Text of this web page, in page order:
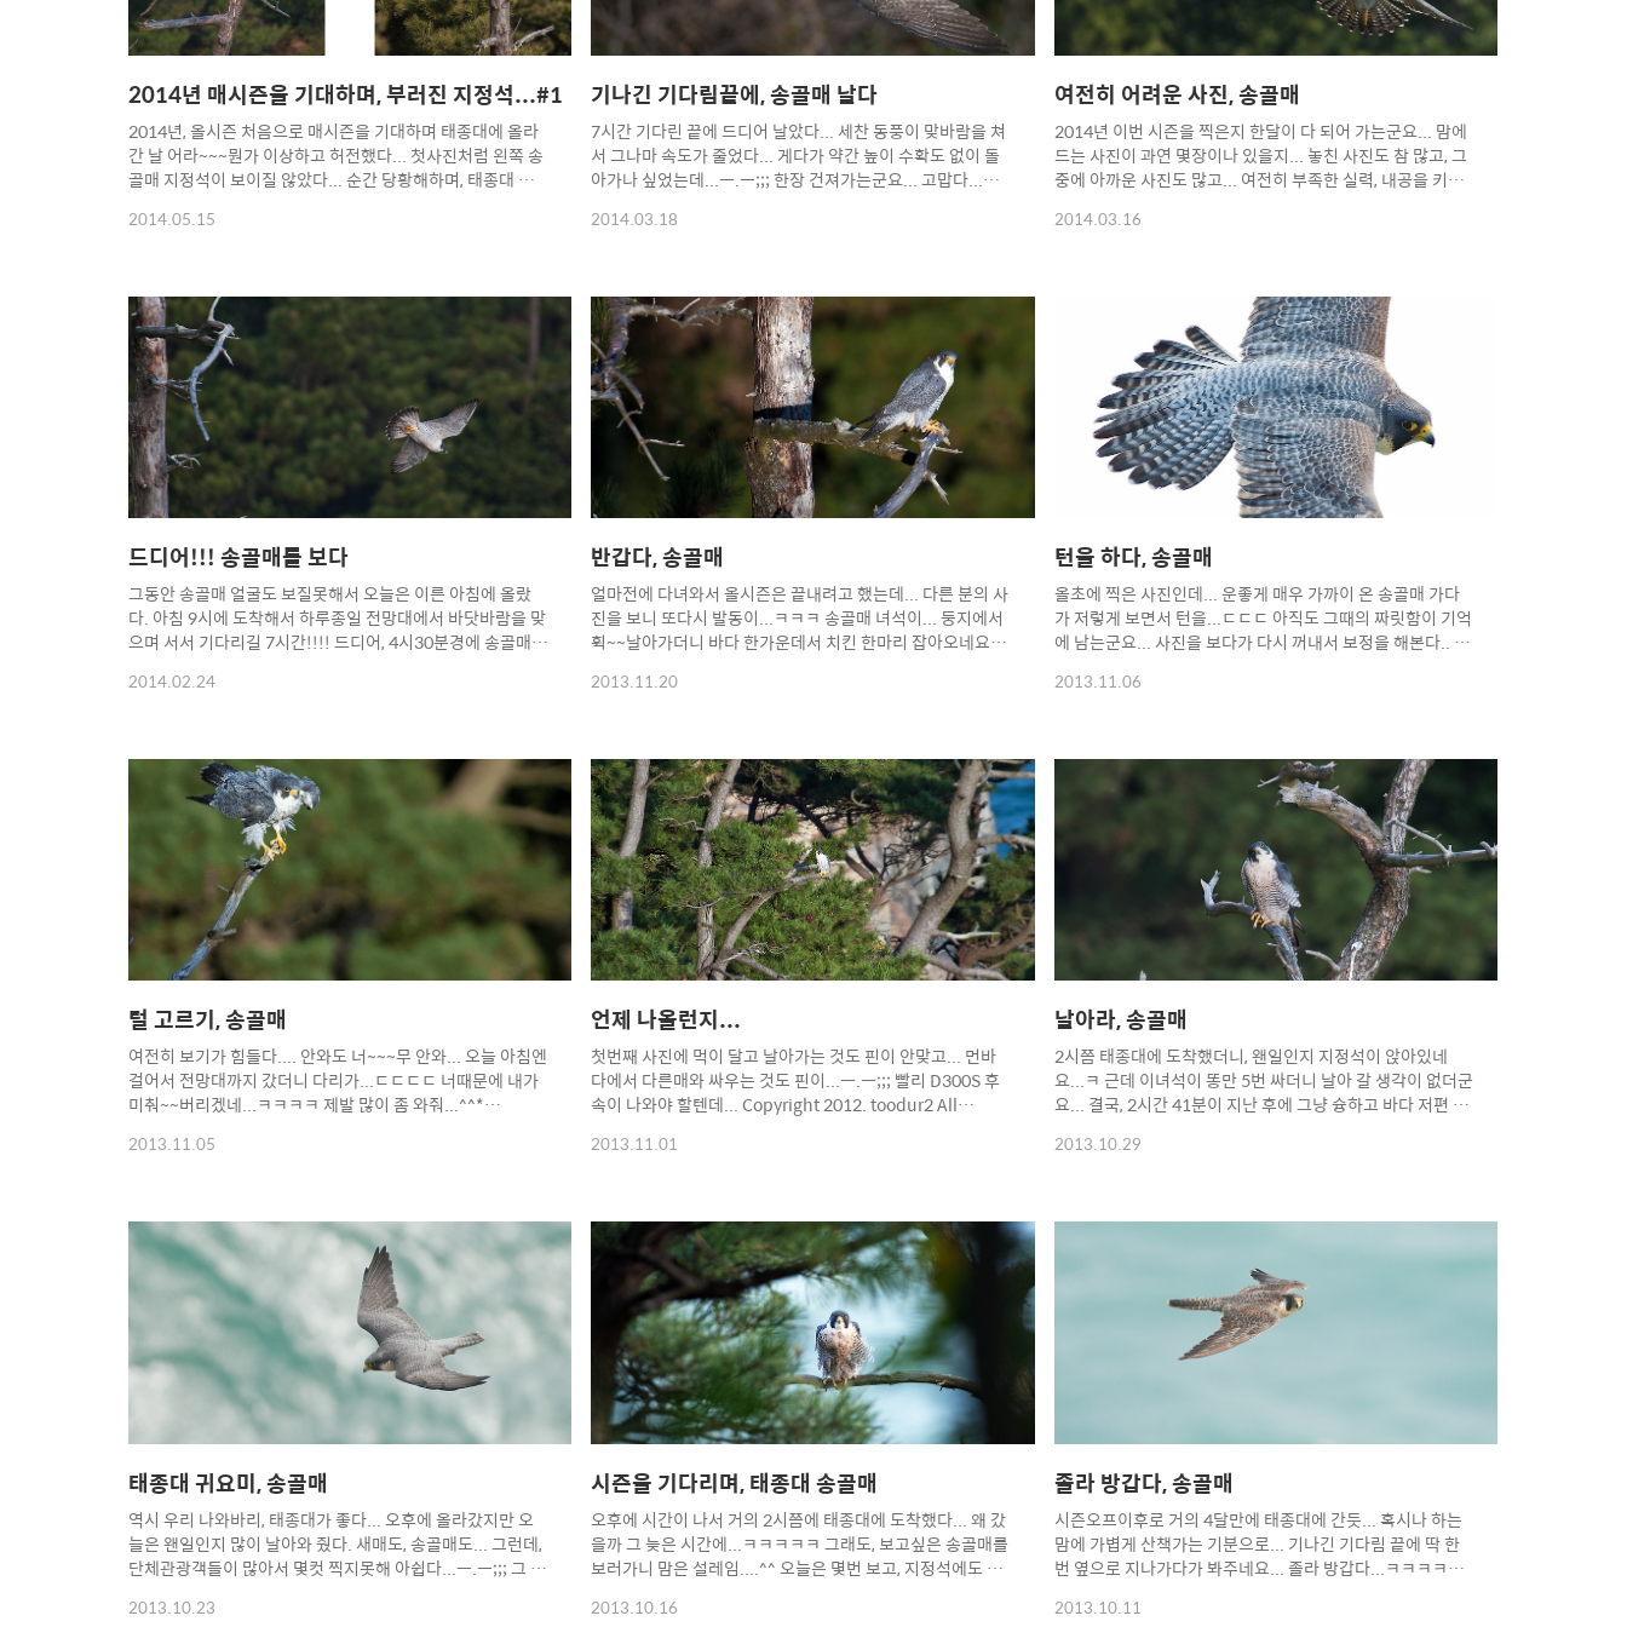
2014년 매시즌을 기대하며, 부러진 지정석...#1
2014년, 올시즌 처음으로 매시즌을 기대하며 태종대에 올라
간 날 어라~~~뭔가 이상하고 허전했다... 첫사진처럼 왼쪽 송
골매 지정석이 보이질 않았다... 순간 당황해하며, 태종대 전
1달쯤에 강풍에 부러진 것 같다는 말을 들었다... 작년에 강풍
하시는 분도 계시고... 작년에 3일연속 올라가도 찍지 못했던
교미장면을 올핸 찍을수 있을지... 저곳이 교미 장소였는데...
ㅡ.ㅡ;;; 이날 매의 얼굴은 보질 못하고, 다음을 기약하며 발걸
음을 돌렸다... Copyright 2014. toodur2 All pictures
cannot ..
2014.05.15
기나긴 기다림끝에, 송골매 날다
7시간 기다린 끝에 드디어 날았다... 세찬 동풍이 맞바람을 쳐
서 그나마 속도가 줄었다... 게다가 약간 높이 수확도 없이 돌
아가나 싶었는데...ㅡ.ㅡ;;; 한장 건져가는군요... 고맙다...송
be copied without permission. Copyright 2014.
2014.03.18
여전히 어려운 사진, 송골매
2014년 이번 시즌을 찍은지 한달이 다 되어 가는군요... 맘에
드는 사진이 과연 몇장이나 있을지... 놓친 사진도 참 많고, 그
중에 아까운 사진도 많고... 여전히 부족한 실력, 내공을 키우
copied without permission. Copyright 2014. toodur2
2014.03.16
드디어!!! 송골매를 보다
그동안 송골매 얼굴도 보질못해서 오늘은 이른 아침에 올랐
다. 아침 9시에 도착해서 하루종일 전망대에서 바닷바람을 맞
으며 서서 기다리길 7시간!!!! 드디어, 4시30분경에 송골매가
가 또다시 휙~ 날아 가버렸다... 짧은 만남이지만, 짜릿했다...
Copyright 2014. toodur2 All pictures cannot be
copied without permission.
2014.02.24
반갑다, 송골매
얼마전에 다녀와서 올시즌은 끝내려고 했는데... 다른 분의 사
진을 보니 또다시 발동이...ㅋㅋㅋ 송골매 녀석이... 둥지에서
휙~~날아가더니 바다 한가운데서 치킨 한마리 잡아오네요...
군요... 암튼 새도 끝이라고 맘먹고 내려왔는데...ㄷㄷㄷ
All pictures cannot be copied without permission.
2013.11.20
턴을 하다, 송골매
올초에 찍은 사진인데... 운좋게 매우 가까이 온 송골매 가다
가 저렇게 보면서 턴을...ㄷㄷㄷ 아직도 그때의 짜릿함이 기억
에 남는군요... 사진을 보다가 다시 꺼내서 보정을 해본다.. 언
후속 크롭바디가 나와서 1.4배 물리면 AF나 화각이 좀 더 자
Copyright 2012. toodur2 All pictures cannot be
copied without permission. Copyright 2012. toodur2
All pictures cannot be copied without permission.
2013.11.06
털 고르기, 송골매
여전히 보기가 힘들다.... 안와도 너~~~무 안와... 오늘 아침엔
걸어서 전망대까지 갔더니 다리가...ㄷㄷㄷㄷ 너때문에 내가
미춰~~버리겠네...ㅋㅋㅋㅋ 제발 많이 좀 와줘...^^*
copied without permission. Copyright 2012. toodur2
2013.11.05
언제 나올런지...
첫번째 사진에 먹이 달고 날아가는 것도 핀이 안맞고... 먼바
다에서 다른매와 싸우는 것도 핀이...ㅡ.ㅡ;;; 빨리 D300S 후
속이 나와야 할텐데... Copyright 2012. toodur2 All
Copyright 2012. toodur2 All pictures cannot be
2013.11.01
날아라, 송골매
2시쯤 태종대에 도착했더니, 왠일인지 지정석이 앉아있네
요...ㅋ 근데 이녀석이 똥만 5번 싸더니 날아 갈 생각이 없더군
요... 결국, 2시간 41분이 지난 후에 그냥 슝하고 바다 저편 주
ㅡ;;;; Copyright 2012. toodur2 All pictures cannot be
2013.10.29
태종대 귀요미, 송골매
역시 우리 나와바리, 태종대가 좋다... 오후에 올라갔지만 오
늘은 왠일인지 많이 날아와 줬다. 새매도, 송골매도... 그런데,
단체관광객들이 많아서 몇컷 찍지못해 아쉽다...ㅡ.ㅡ;;; 그 짧
Copyright 2012. toodur2 All pictures cannot be
2013.10.23
시즌을 기다리며, 태종대 송골매
오후에 시간이 나서 거의 2시쯤에 태종대에 도착했다... 왜 갔
을까 그 늦은 시간에...ㅋㅋㅋㅋㅋ 그래도, 보고싶은 송골매를
보러가니 맘은 설레임....^^ 오늘은 몇번 보고, 지정석에도 앉
매인지... 2대1로 붙어서 먹이 때문인지 싸웠다...먹이는 떨어
2013.10.16
졸라 방갑다, 송골매
시즌오프이후로 거의 4달만에 태종대에 간듯... 혹시나 하는
맘에 가볍게 산책가는 기분으로... 기나긴 기다림 끝에 딱 한
번 옆으로 지나가다가 봐주네요... 졸라 방갑다...ㅋㅋㅋㅋㅋ
나자... Copyright 2012. toodur2 All pictures cannot be
2013.10.11